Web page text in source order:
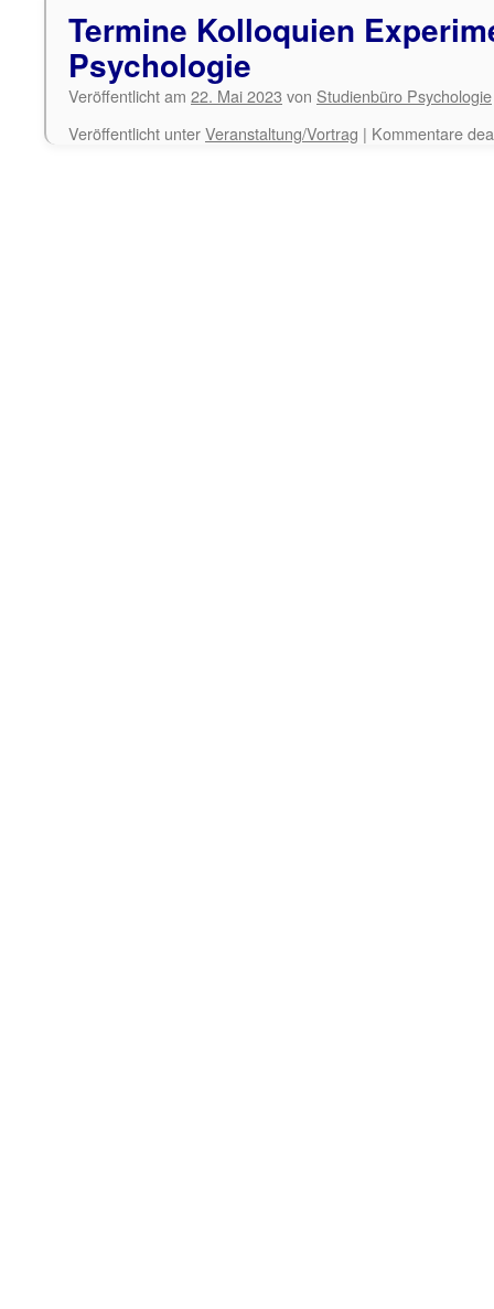
Termine Kolloquien
Psychologie
Veröffentlicht am 22. Mai 2023 von Studienbüro Psychologie
Veröffentlicht unterVeranstaltung/Vortrag | Kommentare